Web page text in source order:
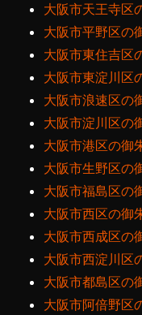
大阪市天王寺区
大阪市平野区の
大阪市東住吉区
大阪市東淀川区
大阪市浪速区の
大阪市淀川区の
大阪市港区の御
大阪市生野区の
大阪市福島区の
大阪市西区の御
大阪市西成区の
大阪市西淀川区
大阪市都島区の
大阪市阿倍野区